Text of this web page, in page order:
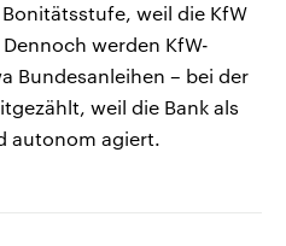
weil die KfW
werden KfW-
Bundesanleihen – bei der
weil die Bank als
autonom agiert.